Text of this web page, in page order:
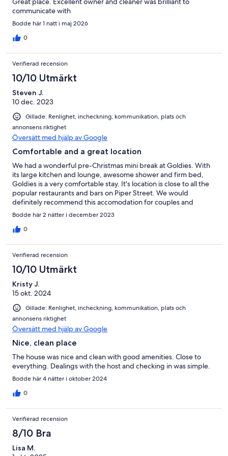
bekväma vistelsen.
* TV, DVD-spelare, CD-spelare med FM-radio och USB-anslutning
underhållning och komfort.
Piper Street.
gatan. Tidningar finns att köpa i caféet.
* Hotell och pubar ligger inom en kort promenad.
Vänligen notera:
Det finns en 2 nätters minsta vistelse för mindre än två par.
Maximalt antal gäster - 6.
Incheckningstid 2 pm.
Kolla klockan 11.00.
Ring oss för mer information och eventuella frågor du kan ha.
communicate with
Bodde här 1 natt i maj 2026
0
Verifierad recension
10/10 Utmärkt
Steven J.
10 dec. 2023
Gillade: Renlighet, incheckning, kommunikation, plats och
annonsens riktighet
Översätt med hjälp av Google
Comfortable and a great location
We had a wonderful pre-Christmas mini break at Goldies. With
its large kitchen and lounge, awesome shower and firm bed,
Goldies is a very comfortable stay. It's location is close to all the
popular restaurants and bars on Piper Street. We would
definitely recommend this accomodation for couples and
families.
Bodde här 2 nätter i december 2023
0
Verifierad recension
10/10 Utmärkt
Kristy J.
15 okt. 2024
Gillade: Renlighet, incheckning, kommunikation, plats och
annonsens riktighet
Översätt med hjälp av Google
Nice, clean place
The house was nice and clean with good amenities. Close to
everything. Dealings with the host and checking in was simple.
Bodde här 4 nätter i oktober 2024
0
Verifierad recension
8/10 Bra
Lisa M.